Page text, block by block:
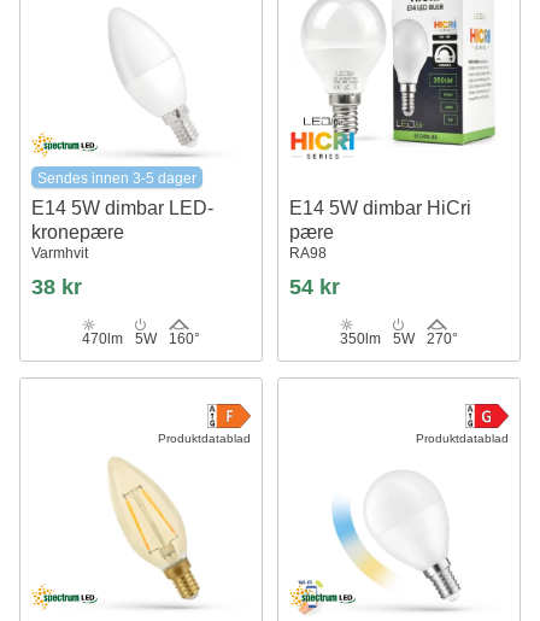
Sendes innen 3-5 dager
E14 5W dimbar LED-
kronepære
Varmhvit
38 kr
470lm 5W 160°
E14 5W dimbar HiCri
pære
RA98
54 kr
350lm 5W 270°
Produktdatablad Produktdatablad